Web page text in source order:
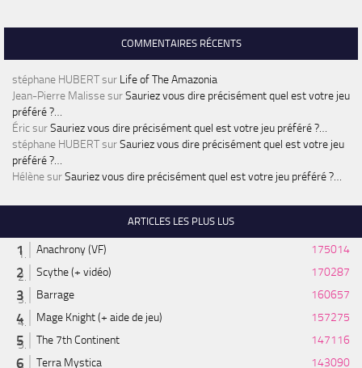
COMMENTAIRES RÉCENTS
stéphane HUBERTsur Life of The Amazonia
Jean-Pierre MalissesurSauriez vous dire précisément quel est votre jeu
préféré ?…
ÉricsurSauriez vous dire précisément quel est votre jeu préféré ?…
stéphane HUBERTsurSauriez vous dire précisément quel est votre jeu
préféré ?…
HélènesurSauriez vous dire précisément quel est votre jeu préféré ?…
ARTICLES LES PLUS LUS
Anachrony (VF)
175014
Scythe (+ vidéo)
170287
Barrage
160657
Mage Knight (+ aide de jeu)
157275
The 7th Continent
147116
Terra Mystica
143090